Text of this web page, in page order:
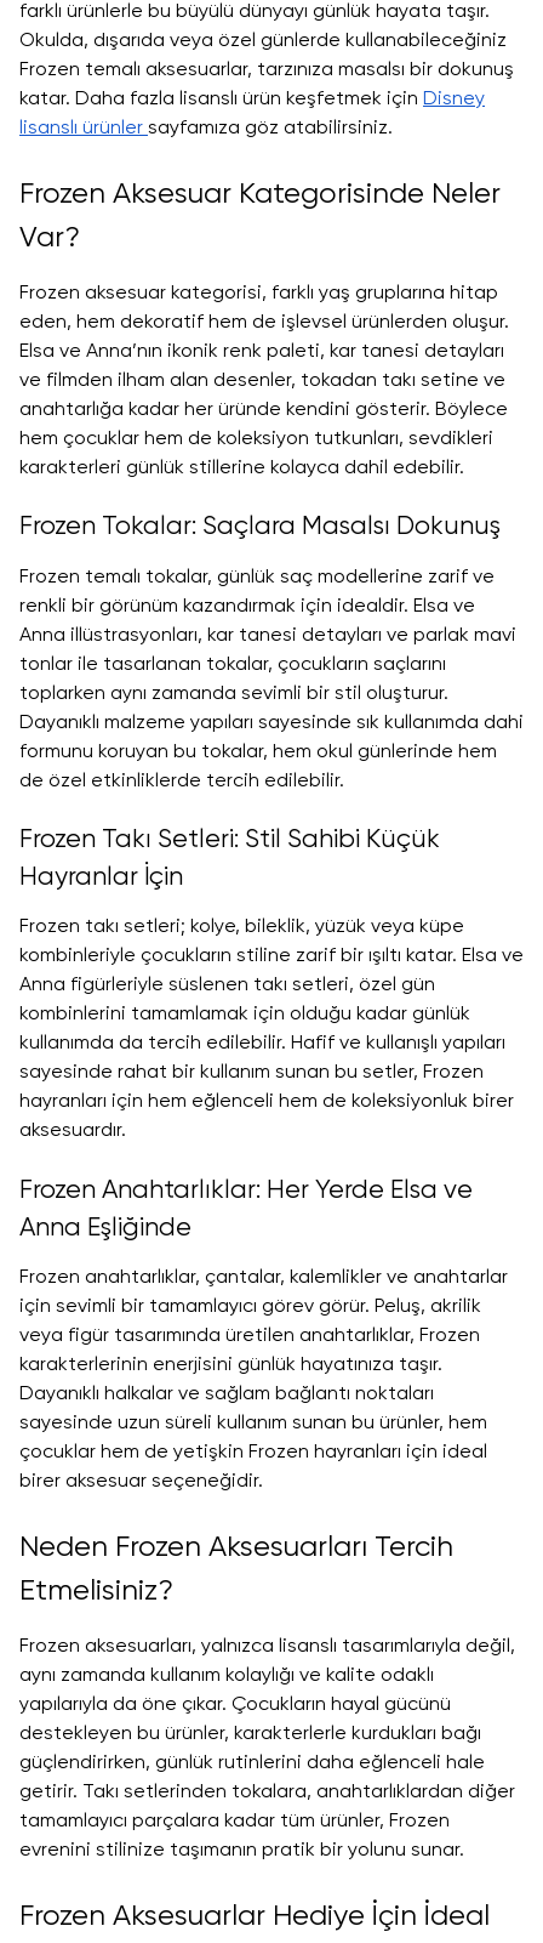
farklı ürünlerle bu büyülü dünyayı günlük hayata taşır.
Okulda, dışarıda veya özel günlerde kullanabileceğiniz
Frozen temalı aksesuarlar, tarzınıza masalsı bir dokunuş
katar. Daha fazla lisanslı ürün keşfetmek için Disney
lisanslı ürünler sayfamıza göz atabilirsiniz.
Frozen Aksesuar Kategorisinde Neler
Var?
Frozen aksesuar kategorisi, farklı yaş gruplarına hitap
eden, hem dekoratif hem de işlevsel ürünlerden oluşur.
Elsa ve Anna’nın ikonik renk paleti, kar tanesi detayları
ve filmden ilham alan desenler, tokadan takı setine ve
anahtarlığa kadar her üründe kendini gösterir. Böylece
hem çocuklar hem de koleksiyon tutkunları, sevdikleri
karakterleri günlük stillerine kolayca dahil edebilir.
Frozen Tokalar: Saçlara Masalsı Dokunuş
Frozen temalı tokalar, günlük saç modellerine zarif ve
renkli bir görünüm kazandırmak için idealdir. Elsa ve
Anna illüstrasyonları, kar tanesi detayları ve parlak mavi
tonlar ile tasarlanan tokalar, çocukların saçlarını
toplarken aynı zamanda sevimli bir stil oluşturur.
Dayanıklı malzeme yapıları sayesinde sık kullanımda dahi
formunu koruyan bu tokalar, hem okul günlerinde hem
de özel etkinliklerde tercih edilebilir.
Frozen Takı Setleri: Stil Sahibi Küçük
Hayranlar İçin
Frozen takı setleri; kolye, bileklik, yüzük veya küpe
kombinleriyle çocukların stiline zarif bir ışıltı katar. Elsa ve
Anna figürleriyle süslenen takı setleri, özel gün
kombinlerini tamamlamak için olduğu kadar günlük
kullanımda da tercih edilebilir. Hafif ve kullanışlı yapıları
sayesinde rahat bir kullanım sunan bu setler, Frozen
hayranları için hem eğlenceli hem de koleksiyonluk birer
aksesuardır.
Frozen Anahtarlıklar: Her Yerde Elsa ve
Anna Eşliğinde
Frozen anahtarlıklar, çantalar, kalemlikler ve anahtarlar
için sevimli bir tamamlayıcı görev görür. Peluş, akrilik
veya figür tasarımında üretilen anahtarlıklar, Frozen
karakterlerinin enerjisini günlük hayatınıza taşır.
Dayanıklı halkalar ve sağlam bağlantı noktaları
sayesinde uzun süreli kullanım sunan bu ürünler, hem
çocuklar hem de yetişkin Frozen hayranları için ideal
birer aksesuar seçeneğidir.
Neden Frozen Aksesuarları Tercih
Etmelisiniz?
Frozen aksesuarları, yalnızca lisanslı tasarımlarıyla değil,
aynı zamanda kullanım kolaylığı ve kalite odaklı
yapılarıyla da öne çıkar. Çocukların hayal gücünü
destekleyen bu ürünler, karakterlerle kurdukları bağı
güçlendirirken, günlük rutinlerini daha eğlenceli hale
getirir. Takı setlerinden tokalara, anahtarlıklardan diğer
tamamlayıcı parçalara kadar tüm ürünler, Frozen
evrenini stilinize taşımanın pratik bir yolunu sunar.
Frozen Aksesuarlar Hediye İçin İdeal